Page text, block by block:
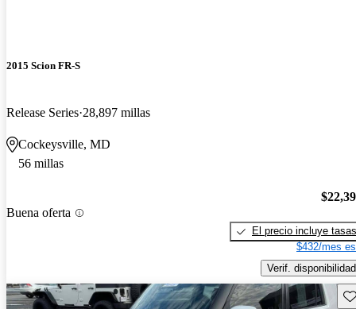
2015 Scion FR-S
Release Series 28,897 millas
Cockeysville, MD
56 millas
Buena oferta
El precio incluye tasas
$432/mes
Verif. disponibilidad